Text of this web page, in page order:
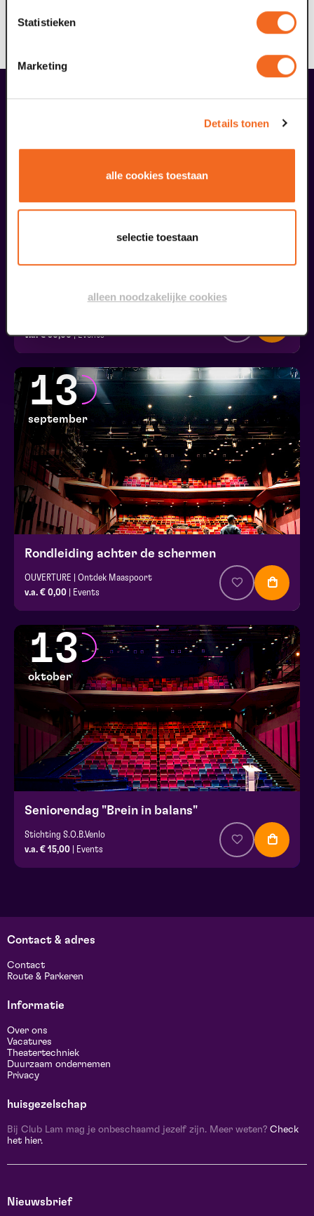
Statistieken
Marketing
Details tonen
alle cookies toestaan
selectie toestaan
alleen noodzakelijke cookies
streven ernaar dat één van de zes wandelroutes ook
voor deze doelgroep toegankelijk is; mogelijk met
v.a. € 30,00| Events
13
september
Rondleiding achter de schermen
OUVERTURE | Ontdek Maaspoort
v.a. € 0,00 | Events
13
oktober
Seniorendag "Brein in balans"
Stichting S.O.B.Venlo
v.a. € 15,00 | Events
Contact & adres
Contact
Route & Parkeren
Informatie
Over ons
Vacatures
Theatertechniek
Duurzaam ondernemen
Privacy
huisgezelschap
Bij Club Lam mag je onbeschaamd jezelf zijn. Meer weten? Check
het hier.
Nieuwsbrief